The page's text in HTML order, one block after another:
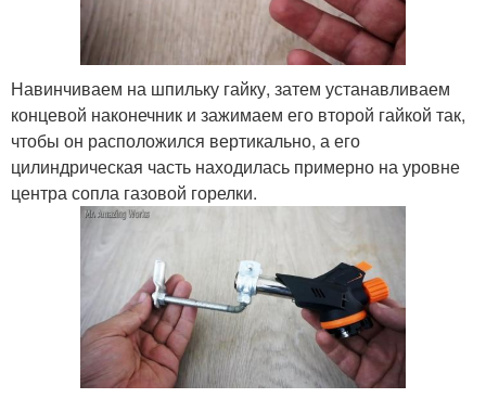
Навинчиваем на шпильку гайку, затем устанавливаем
концевой наконечник и зажимаем его второй гайкой так,
чтобы он расположился вертикально, а его
цилиндрическая часть находилась примерно на уровне
центра сопла газовой горелки.